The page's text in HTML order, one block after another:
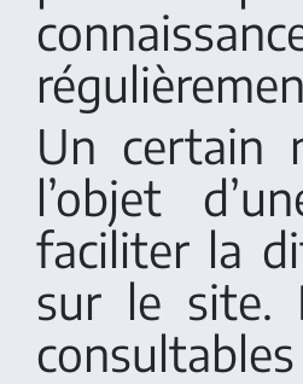
Un certain
l’objet
faciliter la
sur le site.